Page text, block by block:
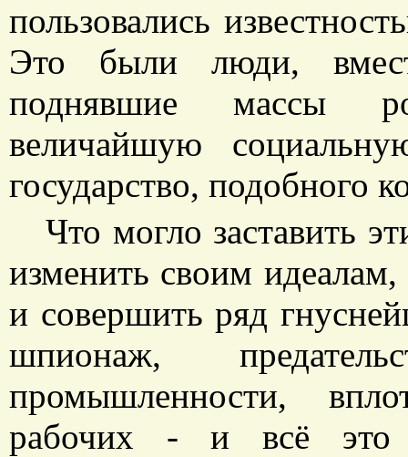
пользовались
Это были люди,
поднявшие массы
величайшую
государство, подобного
Что могло заставить
изменить своим
и совершить ряд
шпионаж,
промышленности,
рабочих - и всё это